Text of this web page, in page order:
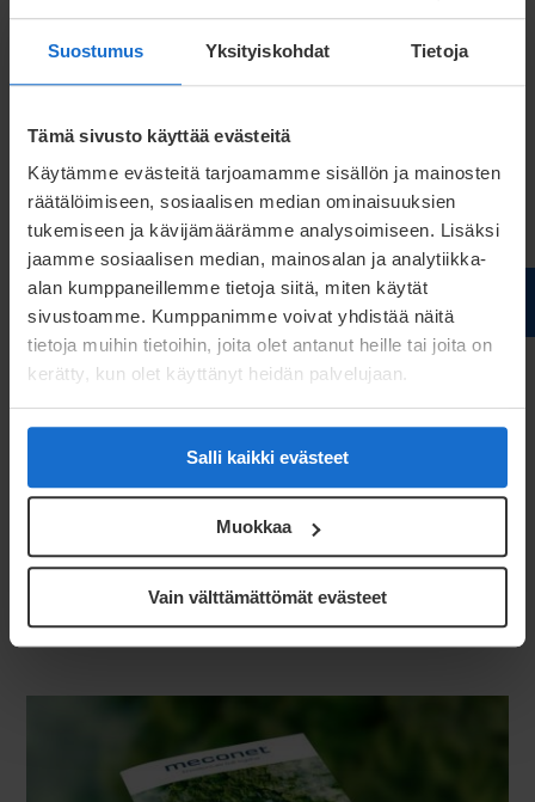
Suostumus Yksityiskohdat Tietoja
Tämä sivusto käyttää evästeitä
Käytämme evästeitä tarjoamamme sisällön ja mainosten
räätälöimiseen, sosiaalisen median ominaisuuksien
tukemiseen ja kävijämäärämme analysoimiseen. Lisäksi
jaamme sosiaalisen median, mainosalan ja analytiikka-
alan kumppaneillemme tietoja siitä, miten käytät
sivustoamme. Kumppanimme voivat yhdistää näitä
tietoja muihin tietoihin, joita olet antanut heille tai joita on
kerätty, kun olet käyttänyt heidän palvelujaan.
Salli kaikki evästeet
Muokkaa
Vain välttämättömät evästeet
Tomi Ropanen
Account Manager
tomi.ropanen@meconet.net
+41 76 608 48 54
Möchten Sie kommentieren? (0 Kommentar(e))